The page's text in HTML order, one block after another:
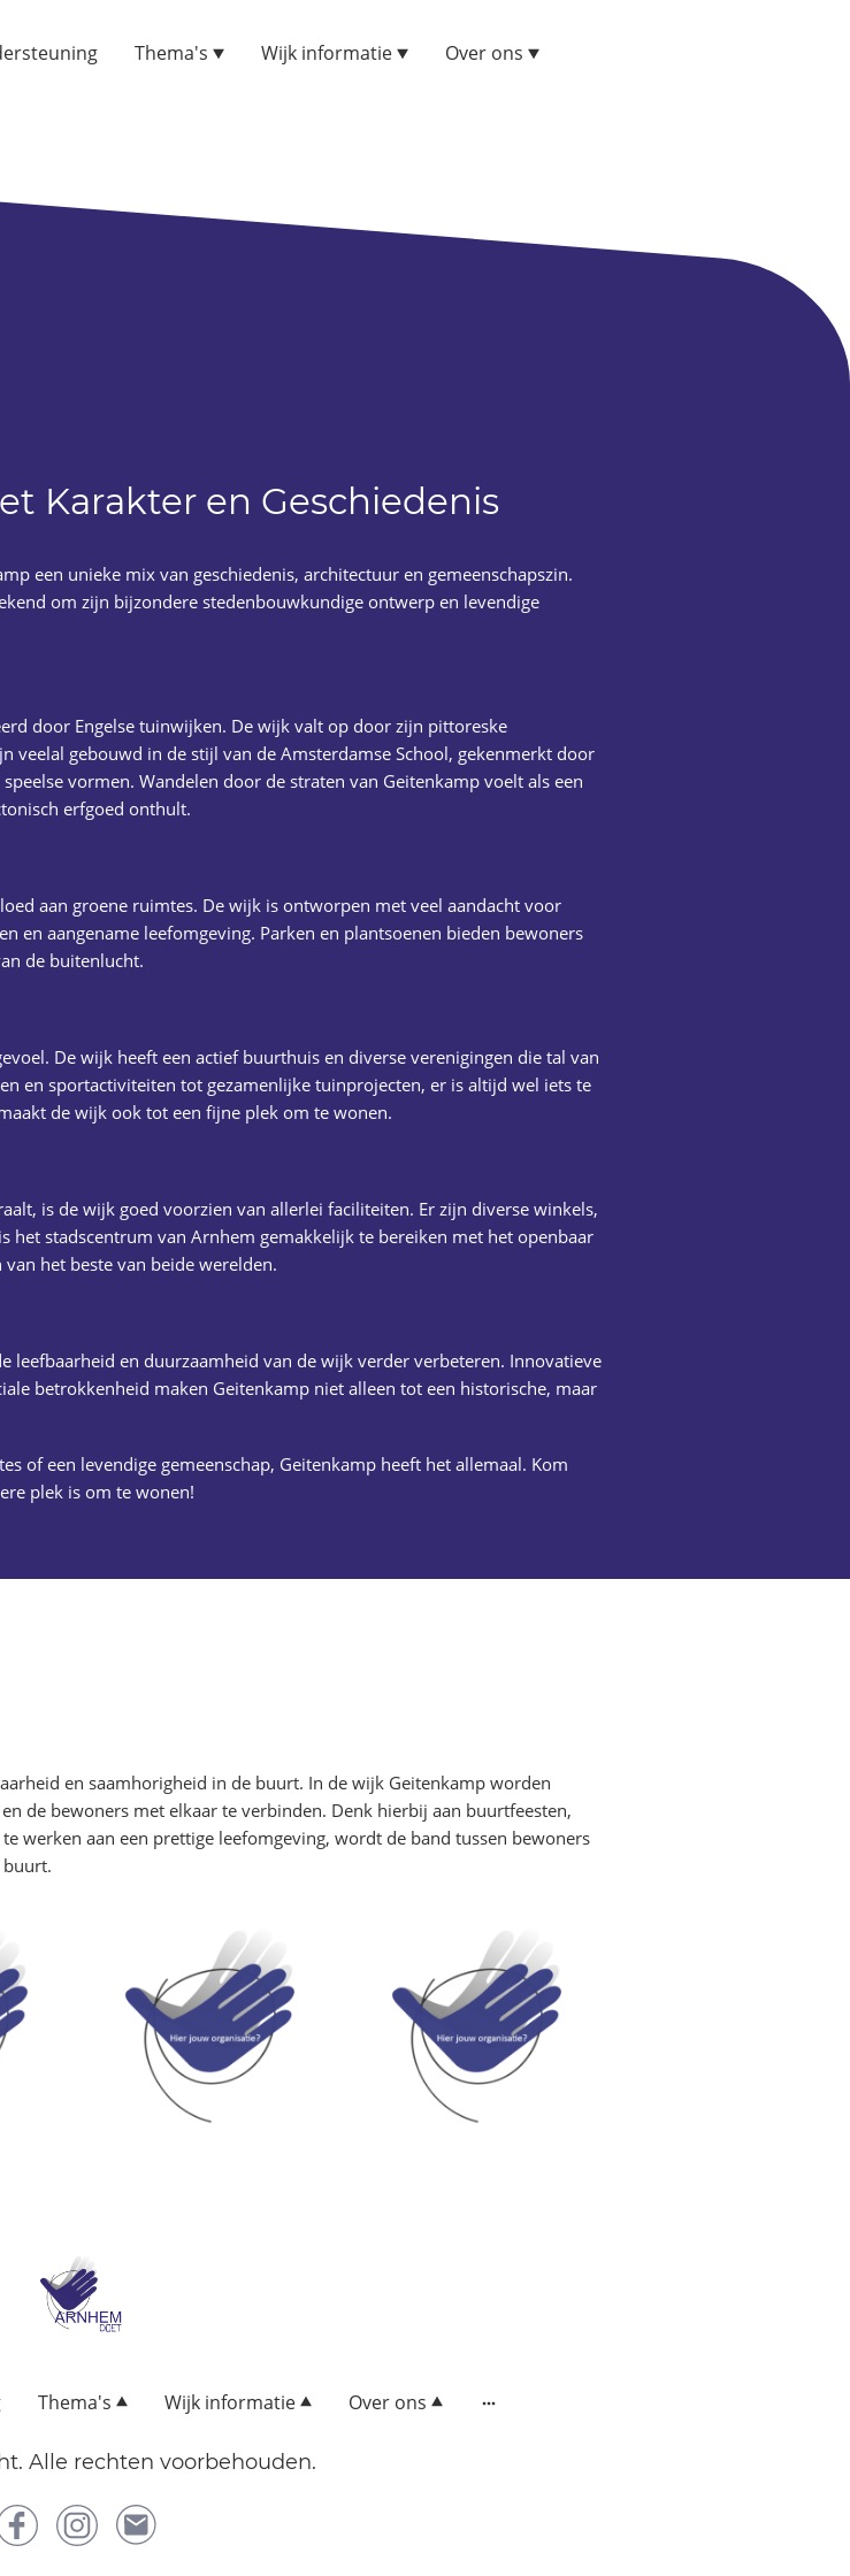
Thema's Wijk informatie
Over ons
Karakter en Geschiedenis
een unieke mix van geschiedenis, architectuur en gemeenschapszin.
om zijn bijzondere stedenbouwkundige ontwerp en levendige
door Engelse tuinwijken. De wijk valt op door zijn pittoreske
veelal gebouwd in de stijl van de Amsterdamse School, gekenmerkt door
vormen. Wandelen door de straten van Geitenkamp voelt als een
erfgoed onthult.
aan groene ruimtes. De wijk is ontworpen met veel aandacht voor
en aangename leefomgeving. Parken en plantsoenen bieden bewoners
de buitenlucht.
De wijk heeft een actief buurthuis en diverse verenigingen die tal van
en sportactiviteiten tot gezamenlijke tuinprojecten, er is altijd wel iets te
de wijk ook tot een fijne plek om te wonen.
is de wijk goed voorzien van allerlei faciliteiten. Er zijn diverse winkels,
het stadscentrum van Arnhem gemakkelijk te bereiken met het openbaar
het beste van beide werelden.
en duurzaamheid van de wijk verder verbeteren. Innovatieve
betrokkenheid maken Geitenkamp niet alleen tot een historische, maar
of een levendige gemeenschap, Geitenkamp heeft het allemaal. Kom
plek is om te wonen!
en saamhorigheid in de buurt. In de wijk Geitenkamp worden
de bewoners met elkaar te verbinden. Denk hierbij aan buurtfeesten,
werken aan een prettige leefomgeving, wordt de band tussen bewoners
Thema's Wijk informatie Over ons
Alle rechten voorbehouden.